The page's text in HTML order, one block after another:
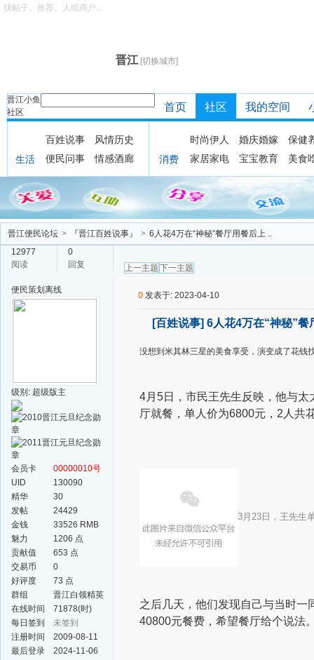
晋江 [切换城市]
晋江小鱼
社区
找帖子、推荐、人或商户...
首页 社区 我的空间
生活
百姓说事
风情历史
便民问事
情感酒廊 消费
时尚伊人 婚庆婚嫁
保健
家居家电
宝宝教育 美食
晋江便民论坛 > 『晋江百姓说事』 > 6人花4万在“神秘”餐厅用餐后上 ..
12977
阅读
0
回复
上一主题 下一主题
便民策划 离线
级别: 超级版主
会员卡
00000010号
UID
130090
精华
30
发帖
24429
金钱
33526 RMB
魅力
1206 点
贡献值
653 点
交易币
0
好评度
73 点
群组
晋江白领精英
群
在线时间
71878(时)
每日签到
未签到
注册时间
2009-08-11
最后登录
2024-11-06
0 发表于: 2023-04-10
[百姓说事] 6人花4万在“神秘”
没想到米其林三星的美食享受，演变成了花钱
4月5日，市民王先生反映，他与太
厅就餐，单人价为6800元，2人共
3月23日，王先生
之后几天，他们发现自己与当时一
40800元餐费，希望餐厅给个说法